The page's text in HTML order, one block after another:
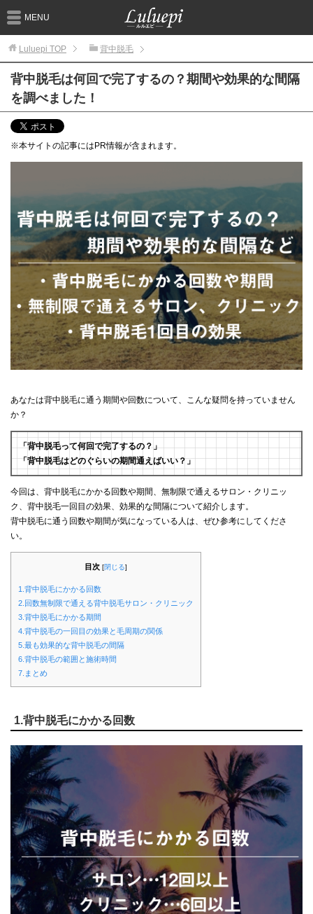
MENU
Luluepi TOP 背中脱毛
背中脱毛は何回で完了するの？期間や効果的な間隔
を調べました！
※本サイトの記事にはPR情報が含まれます。
あなたは背中脱毛に通う期間や回数について、こんな疑問を持っていません
か？
「背中脱毛って何回で完了するの？」
「背中脱毛はどのぐらいの期間通えばいい？」
今回は、背中脱毛にかかる回数や期間、無制限で通えるサロン・クリニッ
ク、背中脱毛一回目の効果、効果的な間隔について紹介します。
背中脱毛に通う回数や期間が気になっている人は、ぜひ参考にしてくださ
い。
目次 [閉じる]
1.背中脱毛にかかる回数
2.回数無制限で通える背中脱毛サロン・クリニック
3.背中脱毛にかかる期間
4.背中脱毛の一回目の効果と毛周期の関係
5.最も効果的な背中脱毛の間隔
6.背中脱毛の範囲と施術時間
7.まとめ
1.背中脱毛にかかる回数